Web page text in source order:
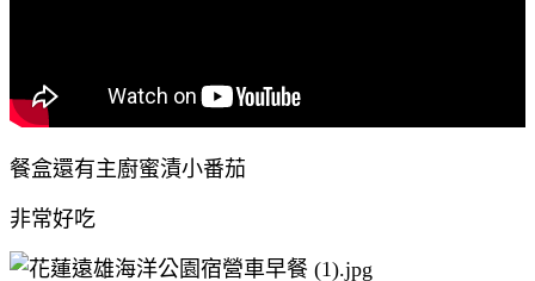
餐盒還有主廚蜜漬小番茄
非常好吃